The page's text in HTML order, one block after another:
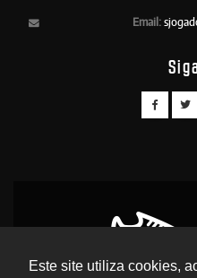
Este site utiliza cookies,
Email: